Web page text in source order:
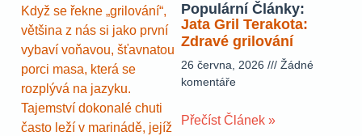
Když se řekne „grilování“,
většina z nás si jako první
vybaví voňavou, šťavnatou
porci masa, která se
rozplývá na jazyku.
Tajemství dokonalé chuti
často leží v marinádě, jejíž
Populární Články:
Jata Gril Terakota:
Zdravé grilování
26 června, 2026
Žádné
komentáře
Přečíst Článek »